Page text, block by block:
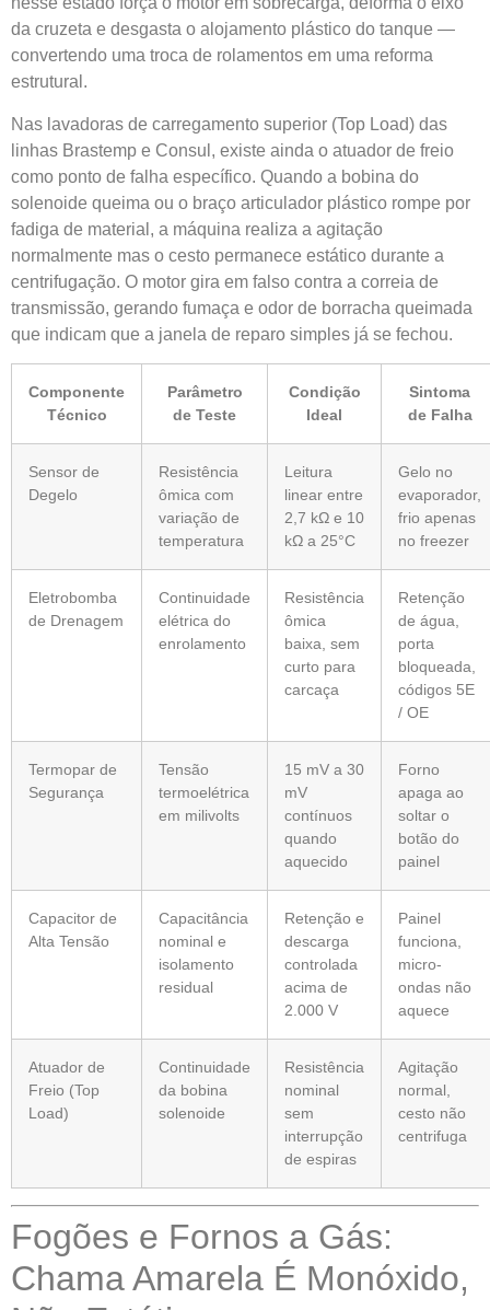
da cruzeta e desgasta o alojamento plástico do tanque —
convertendo uma troca de rolamentos em uma reforma
estrutural.
Nas lavadoras de carregamento superior (Top Load) das
linhas Brastemp e Consul, existe ainda o atuador de freio
como ponto de falha específico. Quando a bobina do
solenoide queima ou o braço articulador plástico rompe por
fadiga de material, a máquina realiza a agitação
normalmente mas o cesto permanece estático durante a
centrifugação. O motor gira em falso contra a correia de
transmissão, gerando fumaça e odor de borracha queimada
que indicam que a janela de reparo simples já se fechou.
Componente
Técnico
Parâmetro
de Teste
Condição
Ideal
Sintoma
de Falha
Sensor de
Degelo
Resistência
ômica com
variação de
temperatura
Leitura
linear entre
2,7 kΩ e 10
kΩ a 25°C
Gelo no
evaporador,
frio apenas
no freezer
Eletrobomba
de Drenagem
Continuidade
elétrica do
enrolamento
Resistência
ômica
baixa, sem
curto para
carcaça
Retenção
de água,
porta
bloqueada,
códigos 5E
/ OE
Termopar de
Segurança
Tensão
termoelétrica
em milivolts
15 mV a 30
mV
contínuos
quando
aquecido
Forno
apaga ao
soltar o
botão do
painel
Capacitor de
Alta Tensão
Capacitância
nominal e
isolamento
residual
Retenção e
descarga
controlada
acima de
2.000 V
Painel
funciona,
micro-
ondas não
aquece
Atuador de
Freio (Top
Load)
Continuidade
da bobina
solenoide
Resistência
nominal
sem
interrupção
de espiras
Agitação
normal,
cesto não
centrifuga
Fogões e Fornos a Gás:
Chama Amarela É Monóxido,